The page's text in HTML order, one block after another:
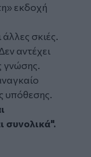
εκδοχή
σκιές.
αντέχει
γνώσης.
υπόθεσης.
συνολικά".